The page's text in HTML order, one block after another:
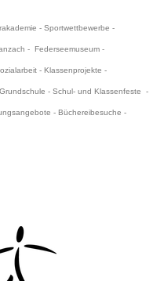
- Sportwettbewerbe -
- Federseemuseum -
- Klassenprojekte -
- Schul- und Klassenfeste -
- Büchereibesuche -